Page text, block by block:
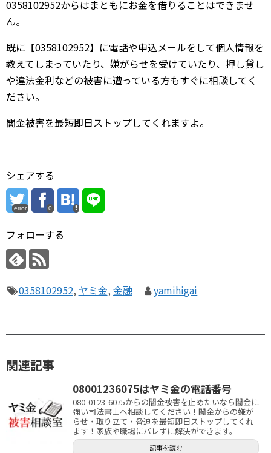
0358102952からはまともにお金を借りることはできませ
ん。
既に【0358102952】に電話や申込メールをして個人情報を
教えてしまっていたり、嫌がらせを受けていたり、押し貸し
や違法金利などの被害に遭っている方もすぐに相談してく
ださい。
闇金被害を最短即日ストップしてくれますよ。
シェアする
error 0
フォローする
0358102952, ヤミ金, 金融 yamihigai
関連記事
08001236075はヤミ金の電話番号
080-0123-6075からの闇金被害を止めたいなら闇金に
強い司法書士へ相談してください！闇金からの嫌が
らせ・取り立て・脅迫を最短即日ストップしてくれ
ます！家族や職場にバレずに解決ができます。
記事を読む